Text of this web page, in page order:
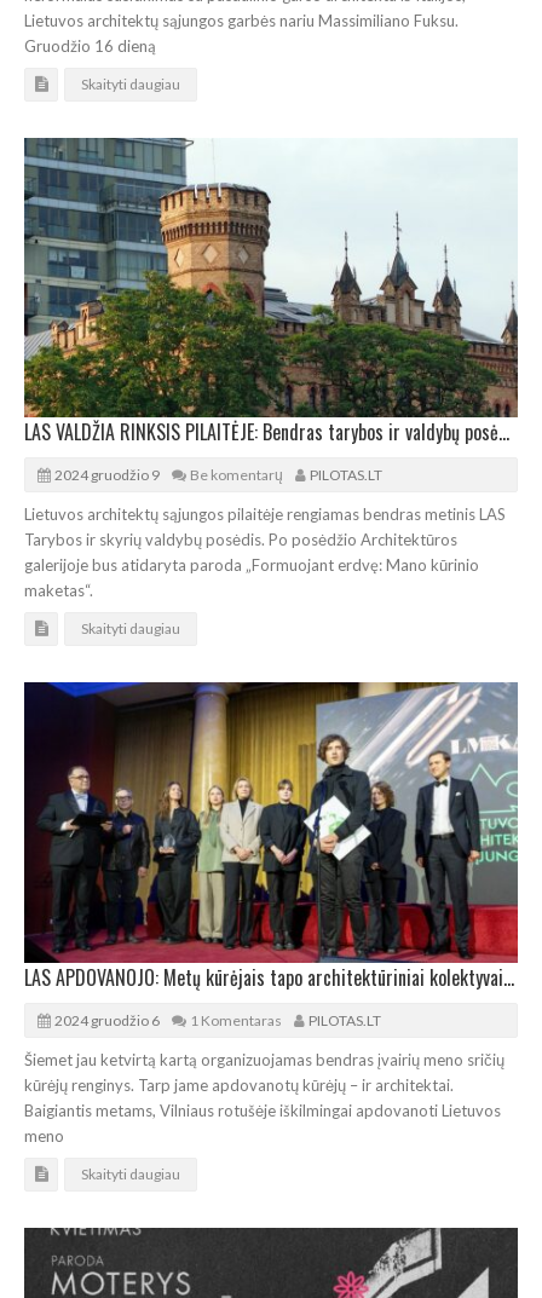
Lietuvos architektų sąjungos garbės nariu Massimiliano Fuksu.
Gruodžio 16 dieną
Skaityti daugiau
LAS VALDŽIA RINKSIS PILAITĖJE: Bendras tarybos ir valdybų posėdis bei parodos atidarymas
2024 gruodžio 9 Be komentarų PILOTAS.LT
Lietuvos architektų sąjungos pilaitėje rengiamas bendras metinis LAS
Tarybos ir skyrių valdybų posėdis. Po posėdžio Architektūros
galerijoje bus atidaryta paroda „Formuojant erdvę: Mano kūrinio
maketas“.
Skaityti daugiau
LAS APDOVANOJO: Metų kūrėjais tapo architektūriniai kolektyvai „Implmnt“ ir „Altitudės“
2024 gruodžio 6 1 Komentaras PILOTAS.LT
Šiemet jau ketvirtą kartą organizuojamas bendras įvairių meno sričių
kūrėjų renginys. Tarp jame apdovanotų kūrėjų – ir architektai.
Baigiantis metams, Vilniaus rotušėje iškilmingai apdovanoti Lietuvos
meno
Skaityti daugiau